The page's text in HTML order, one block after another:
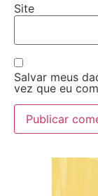
Site
Salvar meus
vez que eu